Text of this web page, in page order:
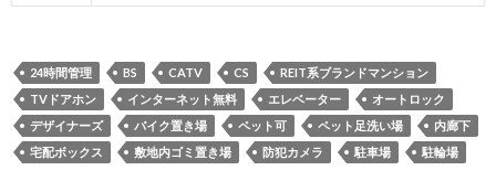
24時間管理 BS CATV CS
REIT系ブランドマンション
TVドアホン
インターネット無料 エレベーター
オートロック
デザイナーズ
バイク置き場 ペット可 ペット足洗い場
内廊下
宅配ボックス
敷地内ゴミ置き場 防犯カメラ 駐車場 駐輪場